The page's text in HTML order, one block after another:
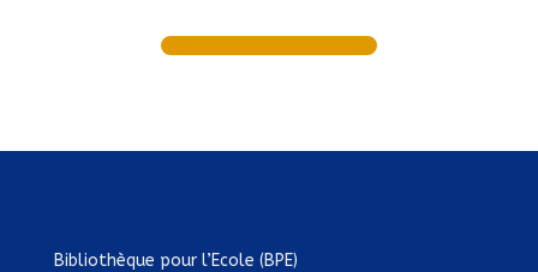
Bibliothèque pour l’Ecole (BPE)